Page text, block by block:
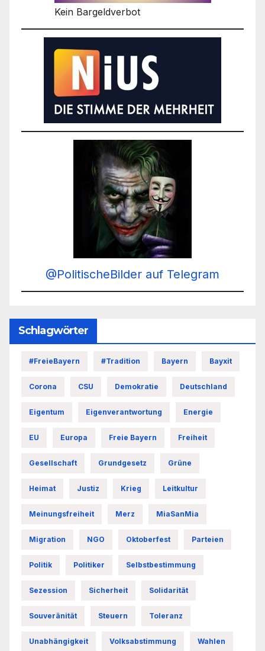
Kein Bargeldverbot
@PolitischeBilder auf Telegram
Schlagwörter
#FreieBayern #Tradition Bayern Bayxit
Corona CSU Demokratie Deutschland
Eigentum Eigenverantwortung Energie
EU Europa Freie Bayern Freiheit
Gesellschaft Grundgesetz Grüne
Heimat Justiz Krieg Leitkultur
Meinungsfreiheit Merz MiaSanMia
Migration NGO Oktoberfest Parteien
Politik Politiker Selbstbestimmung
Sezession Sicherheit Solidarität
Souveränität Steuern Toleranz
Unabhängigkeit Volksabstimmung Wahlen